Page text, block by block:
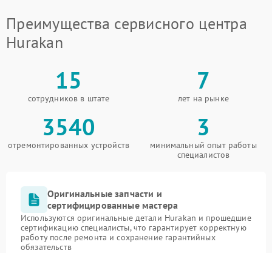
Преимущества сервисного центра
Hurakan
15
сотрудников в штате
7
лет на рынке
3540
отремонтированных устройств
3
минимальный опыт работы
специалистов
Оригинальные запчасти и
сертифицированные мастера
Используются оригинальные детали Hurakan и прошедшие
сертификацию специалисты, что гарантирует корректную
работу после ремонта и сохранение гарантийных
обязательств